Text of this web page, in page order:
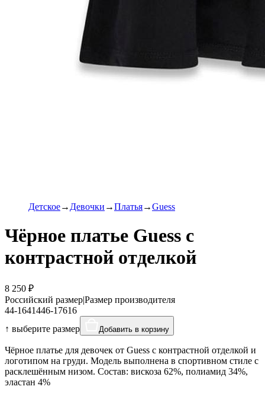
Детское Девочки Платья Guess
Чёрное платье Guess с
контрастной отделкой
8 250 ₽
Российский размер|Размер производителя
44-1641446-17616
↑ выберите размер
Добавить в корзину
Чёрное платье для девочек от Guess с контрастной отделкой и
логотипом на груди. Модель выполнена в спортивном стиле с
расклешённым низом. Состав: вискоза 62%, полиамид 34%,
эластан 4%